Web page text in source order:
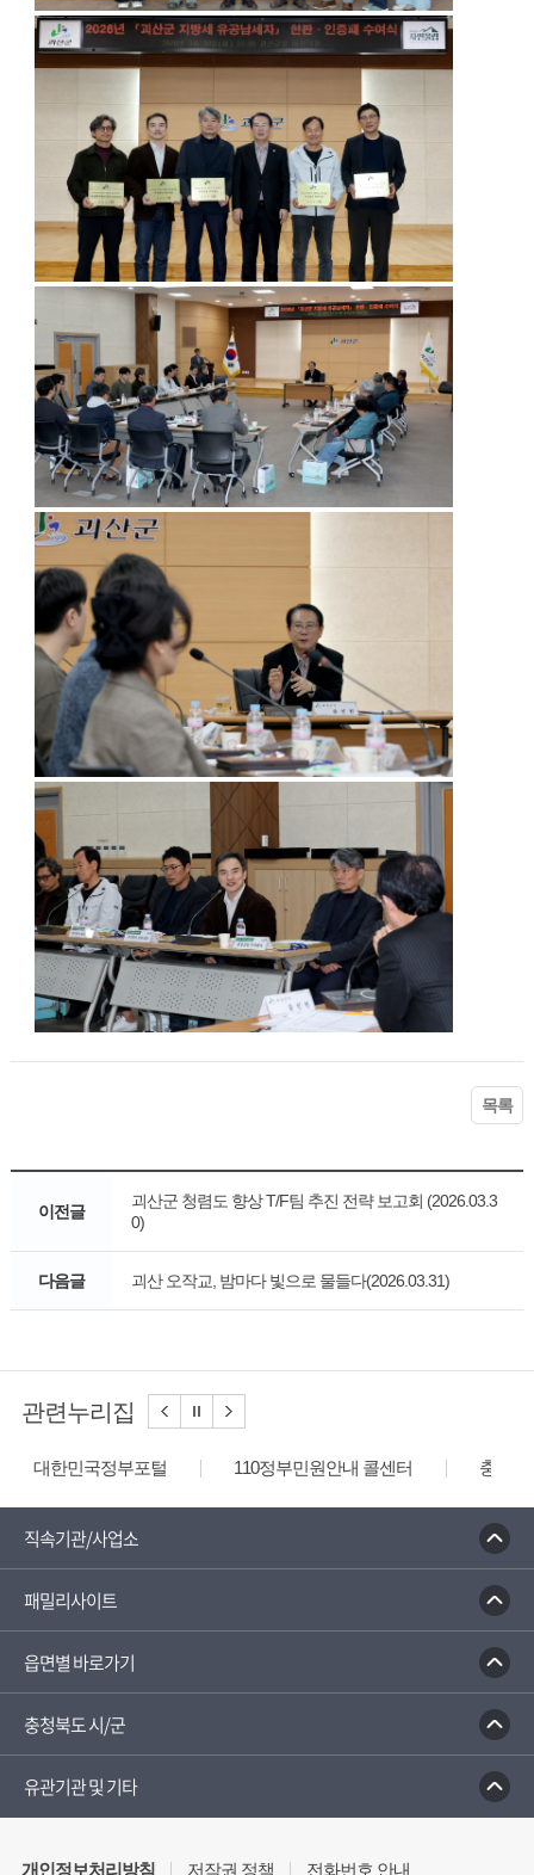
목록
이전글
괴산군 청렴도 향상 T/F팀 추진 전략 보고회 (2026.03.3
0)
다음글 괴산 오작교, 밤마다 빛으로 물들다(2026.03.31)
관련누리집
대한민국정부포털 110정부민원안내 콜센터 충청북
직속기관/사업소
패밀리사이트
읍면별 바로가기
충청북도 시/군
유관기관 및 기타
개인정보처리방침 저작권 정책 전화번호 안내